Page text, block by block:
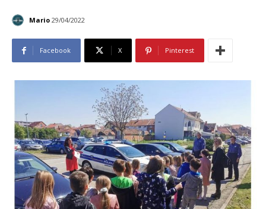
Mario 29/04/2022
Facebook X Pinterest